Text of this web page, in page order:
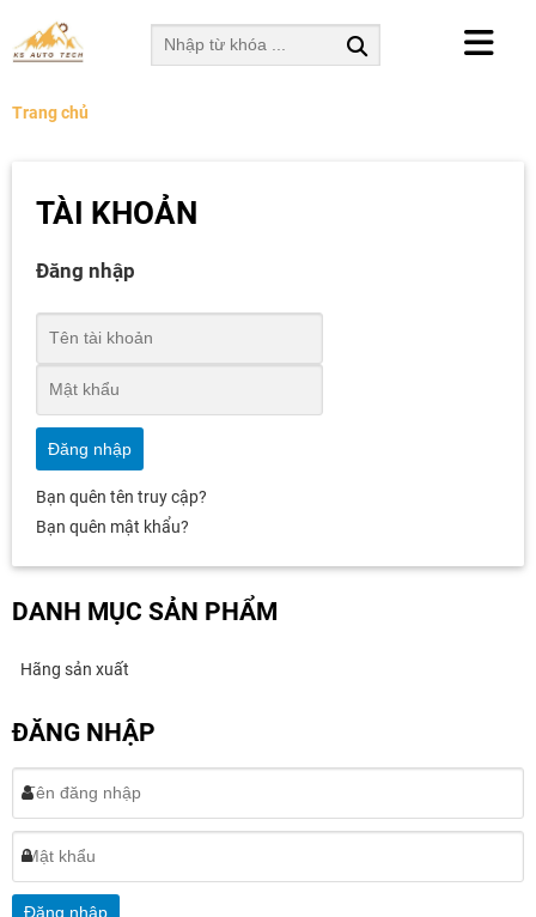
Trang chủ
TÀI KHOẢN
Đăng nhập
Đăng nhập
Bạn quên tên truy cập?
Bạn quên mật khẩu?
DANH MỤC SẢN PHẨM
Hãng sản xuất
ĐĂNG NHẬP